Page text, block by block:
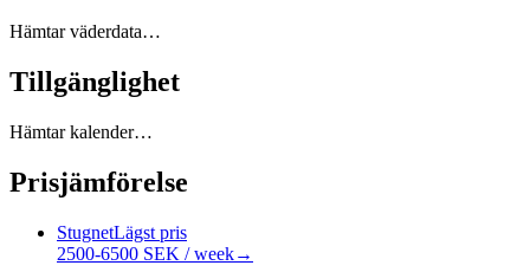
Hämtar väderdata…
Tillgänglighet
Hämtar kalender…
Prisjämförelse
StugnetLägst pris
2500-6500 SEK / week→